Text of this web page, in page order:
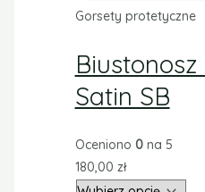
Gorsety protetyczne
Satin SB
Oceniono 0na 5
180,00 zł